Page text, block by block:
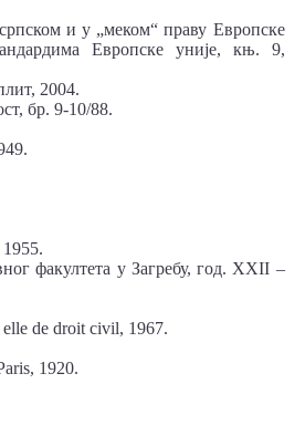
и у „меком“ праву Европске
Европске уније, књ. 9,
2004.
бр. 9-10/88.
факултета у Загребу, год. XXII –
de droit civil, 1967.
1920.